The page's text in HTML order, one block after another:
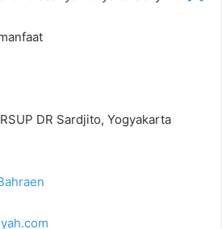
DR Sardjito, Yogyakarta